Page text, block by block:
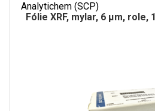
Analytichem (SCP)
Fólie XRF, mylar, 6 µm, role,